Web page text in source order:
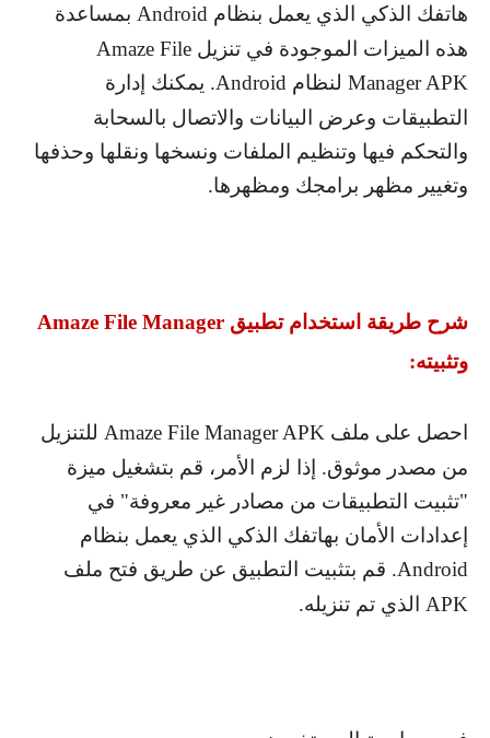
هاتفك الذكي الذي يعمل بنظام Android بمساعدة
هذه الميزات الموجودة في تنزيل Amaze File
Manager APK لنظام Android. يمكنك إدارة
التطبيقات وعرض البيانات والاتصال بالسحابة
والتحكم فيها وتنظيم الملفات ونسخها ونقلها وحذفها
وتغيير مظهر برامجك ومظهرها.
شرح طريقة استخدام تطبيق Amaze File Manager
وتثبيته:
احصل على ملف Amaze File Manager APK للتنزيل
من مصدر موثوق. إذا لزم الأمر، قم بتشغيل ميزة
"تثبيت التطبيقات من مصادر غير معروفة" في
إعدادات الأمان بهاتفك الذكي الذي يعمل بنظام
Android. قم بتثبيت التطبيق عن طريق فتح ملف
APK الذي تم تنزيله.